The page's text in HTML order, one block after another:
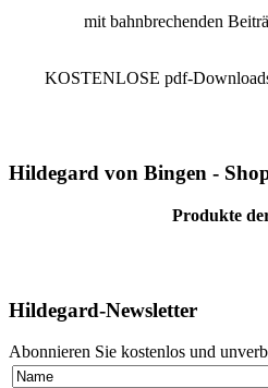
mit bahnbrechenden
KOSTENLOSE pdf-
Hildegard von Bingen -
Produkte
Hildegard-Newsletter
Abonnieren Sie kostenlos und